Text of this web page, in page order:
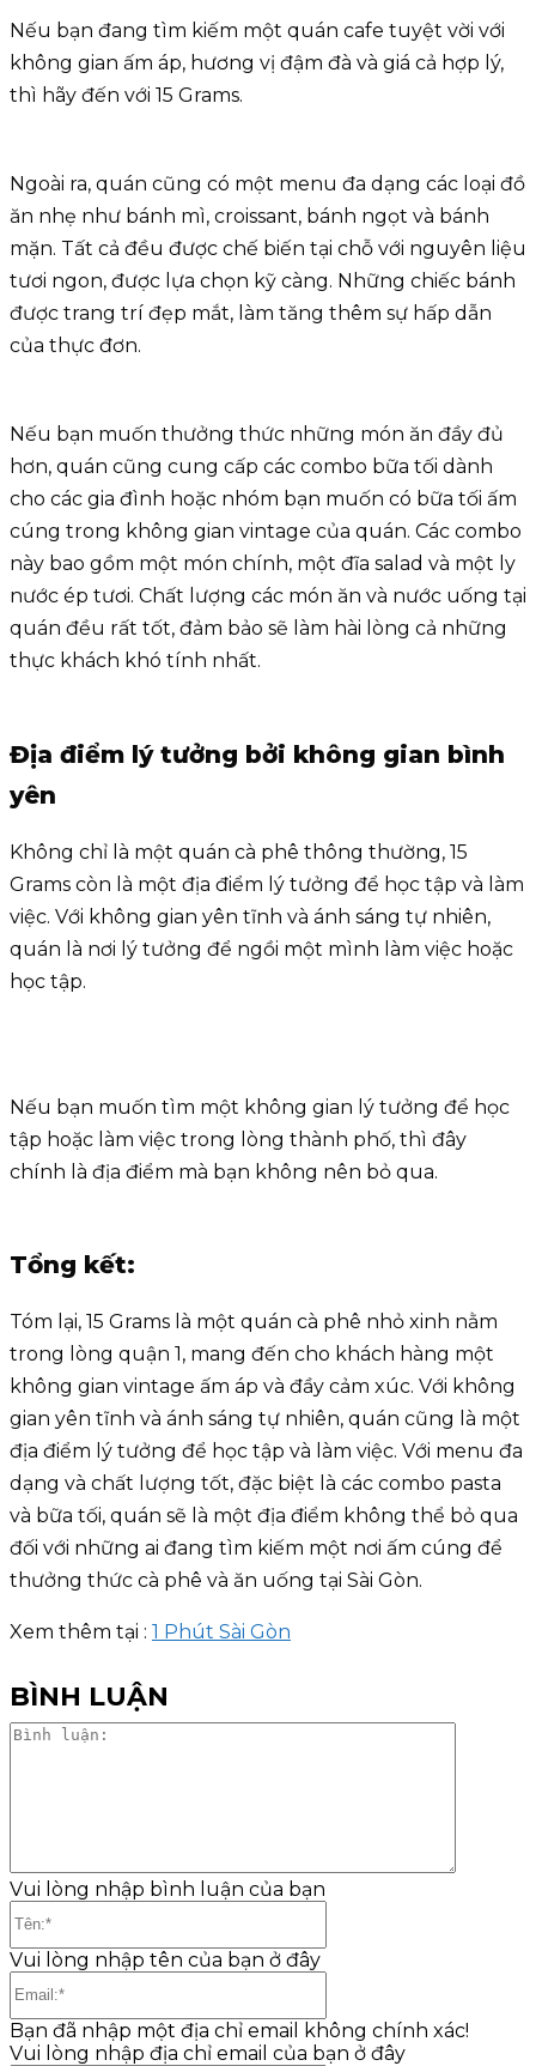
Nếu bạn đang tìm kiếm một quán cafe tuyệt vời với
không gian ấm áp, hương vị đậm đà và giá cả hợp lý,
thì hãy đến với 15 Grams.
Ngoài ra, quán cũng có một menu đa dạng các loại đồ
ăn nhẹ như bánh mì, croissant, bánh ngọt và bánh
mặn. Tất cả đều được chế biến tại chỗ với nguyên liệu
tươi ngon, được lựa chọn kỹ càng. Những chiếc bánh
được trang trí đẹp mắt, làm tăng thêm sự hấp dẫn
của thực đơn.
Nếu bạn muốn thưởng thức những món ăn đầy đủ
hơn, quán cũng cung cấp các combo bữa tối dành
cho các gia đình hoặc nhóm bạn muốn có bữa tối ấm
cúng trong không gian vintage của quán. Các combo
này bao gồm một món chính, một đĩa salad và một ly
nước ép tươi. Chất lượng các món ăn và nước uống tại
quán đều rất tốt, đảm bảo sẽ làm hài lòng cả những
thực khách khó tính nhất.
Địa điểm lý tưởng bởi không gian bình
yên
Không chỉ là một quán cà phê thông thường, 15
Grams còn là một địa điểm lý tưởng để học tập và làm
việc. Với không gian yên tĩnh và ánh sáng tự nhiên,
quán là nơi lý tưởng để ngồi một mình làm việc hoặc
học tập.
Nếu bạn muốn tìm một không gian lý tưởng để học
tập hoặc làm việc trong lòng thành phố, thì đây
chính là địa điểm mà bạn không nên bỏ qua.
Tổng kết:
Tóm lại, 15 Grams là một quán cà phê nhỏ xinh nằm
trong lòng quận 1, mang đến cho khách hàng một
không gian vintage ấm áp và đầy cảm xúc. Với không
gian yên tĩnh và ánh sáng tự nhiên, quán cũng là một
địa điểm lý tưởng để học tập và làm việc. Với menu đa
dạng và chất lượng tốt, đặc biệt là các combo pasta
và bữa tối, quán sẽ là một địa điểm không thể bỏ qua
đối với những ai đang tìm kiếm một nơi ấm cúng để
thưởng thức cà phê và ăn uống tại Sài Gòn.
Xem thêm tại : 1 Phút Sài Gòn
BÌNH LUẬN
Vui lòng nhập bình luận của bạn
Vui lòng nhập tên của bạn ở đây
Bạn đã nhập một địa chỉ email không chính xác!
Vui lòng nhập địa chỉ email của bạn ở đây